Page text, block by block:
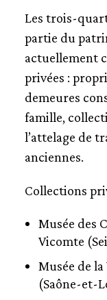
Les trois-
partie du
actuellement
privées :
demeures
famille,
l’attelage de
anciennes.
Collections
Musée des
Vicomte
Musée de
(Saône-et-